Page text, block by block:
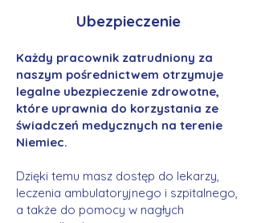
Ubezpieczenie
Każdy pracownik zatrudniony za
naszym pośrednictwem otrzymuje
legalne ubezpieczenie zdrowotne,
które uprawnia do korzystania ze
świadczeń medycznych na terenie
Niemiec.
Dzięki temu masz dostęp do lekarzy,
leczenia ambulatoryjnego i szpitalnego,
a także do pomocy w nagłych